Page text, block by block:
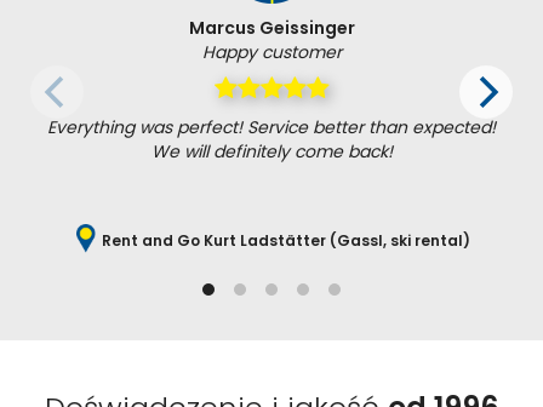
Marcus Geissinger
Happy customer
Everything was perfect! Service better than expected!
We will definitely come back!
Rent and Go Kurt Ladstätter (Gassl, ski rental)